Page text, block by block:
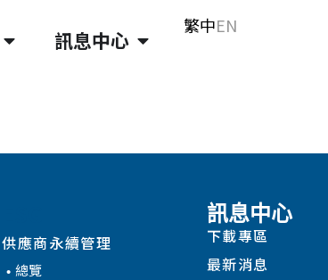
訊息中心
繁中EN
供應商永續管理
總覽
訊息中心
下載專區
最新消息